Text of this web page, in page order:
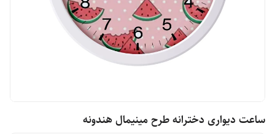
ساعت دیواری دخترانه طرح مینیمال هندونه